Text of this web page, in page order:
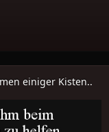
einiger Kisten..